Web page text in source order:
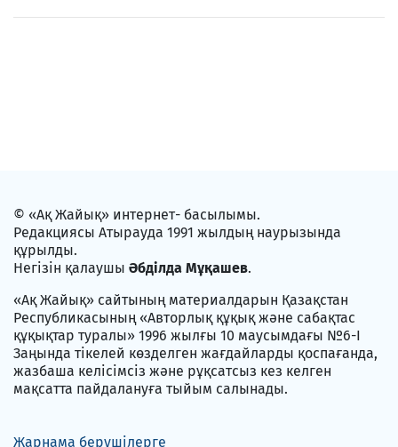
© «Ақ Жайық» интернет- басылымы.
Редакциясы Атырауда 1991 жылдың наурызында
құрылды.
Негізін қалаушы Әбділда Мұқашев.
«Ақ Жайық» сайтының материалдарын Қазақстан
Республикасының «Авторлық құқық және сабақтас
құқықтар туралы» 1996 жылғы 10 маусымдағы №6-I
Заңында тікелей көзделген жағдайларды қоспағанда,
жазбаша келісімсіз және рұқсатсыз кез келген
мақсатта пайдалануға тыйым салынады.
Жарнама берушілерге